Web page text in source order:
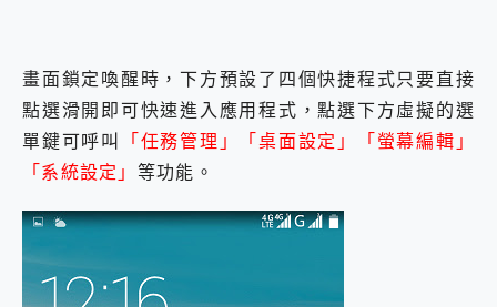
畫面鎖定喚醒時，下方預設了四個快捷程式只要直接
點選滑開即可快速進入應用程式，點選下方虛擬的選
單鍵可呼叫
「任務管理」「桌面設定」「螢幕編輯」
「系統設定」 等功能。